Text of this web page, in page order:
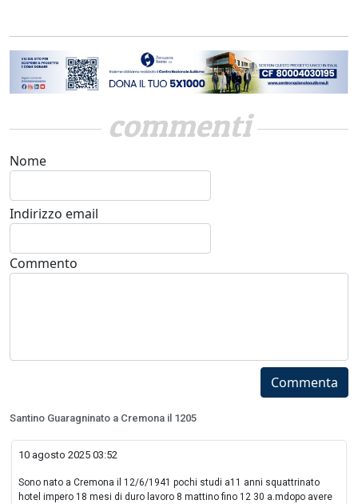
commenti
Nome
Indirizzo email
Commento
Commenta
Santino Guaragninato a Cremona il 1205
10 agosto 2025 03:52
Sono nato a Cremona il 12/6/1941 pochi studi a11 anni squattrinato
hotel impero 18 mesi di duro lavoro 8 mattino fino 12 30 a.mdopo avere